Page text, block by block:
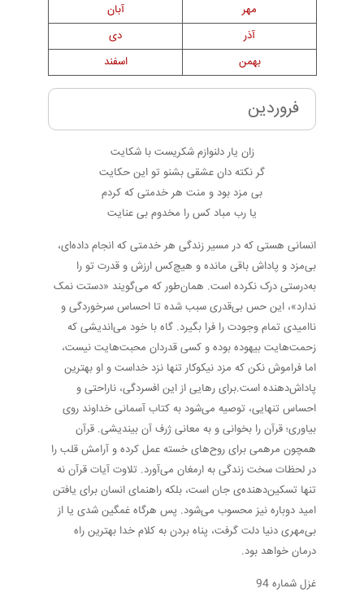
مهر
آبان
آذر
دی
بهمن
اسفند
فروردین
زان یار دلنوازم شکریست با شکایت
گر نکته دان عشقی بشنو تو این حکایت
بی مزد بود و منت هر خدمتی که کردم
یا رب مباد کس را مخدوم بی عنایت
انسانی هستی که در مسیر زندگی هر خدمتی که انجام داده‌ای،
بی‌مزد و پاداش باقی مانده و هیچ‌کس ارزش و قدرت تو را
به‌درستی درک نکرده است. همان‌طور که می‌گویند «دستت نمک
ندارد»، این حس بی‌قدری سبب شده تا احساس سرخوردگی و
ناامیدی تمام وجودت را فرا بگیرد. گاه با خود می‌اندیشی که
زحمت‌هایت بیهوده بوده و کسی قدردان محبت‌هایت نیست،
اما فراموش نکن که مزد نیکوکار تنها نزد خداست و او بهترین
پاداش‌دهنده است.برای رهایی از این افسردگی، ناراحتی و
احساس تنهایی، توصیه می‌شود به کتاب آسمانی خداوند روی
بیاوری؛ قرآن را بخوانی و به معانی ژرف آن بیندیشی. قرآن
همچون مرهمی برای روح‌های خسته عمل کرده و آرامش قلب را
در لحظات سخت زندگی به ارمغان می‌آورد. تلاوت آیات قرآن نه
تنها تسکین‌دهنده‌ی جان است، بلکه راهنمای انسان برای یافتن
امید دوباره نیز محسوب می‌شود. پس هرگاه غمگین شدی یا از
بی‌مهری دنیا دلت گرفت، پناه بردن به کلام خدا بهترین راه
درمان خواهد بود.
غزل شماره 94